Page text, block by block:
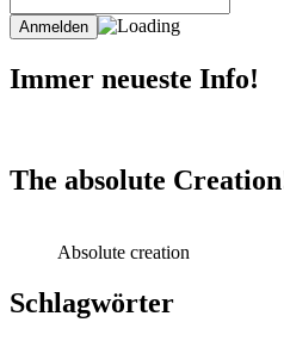
Immer neueste Info!
The absolute
Absolute creation
Schlagwörter